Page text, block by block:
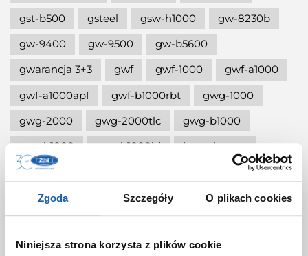
Zgoda Szczegóły O plikach cookies
Niniejsza strona korzysta z plików cookie
gst-b500
gsteel gsw-h1000
gw-8230b
gw-9400
gw-9500
gw-b5600
gwarancja 3+3
gwf gwf-1000
gwf-a1000
gwf-a1000apf
gwf-b1000rbt
gwg-1000
gwg-2000
gwg-2000tlc
gwg-b1000
gwr-b1000
gwr-b1000hj
hana-basara
hidden talents
ignite red
illuminator g-shock
instrukcja
jak czyścić g-shocka